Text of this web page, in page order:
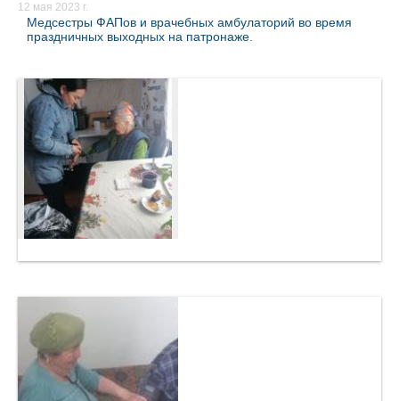
12 мая 2023 г.
Медсестры ФАПов и врачебных амбулаторий во время
праздничных выходных на патронаже.